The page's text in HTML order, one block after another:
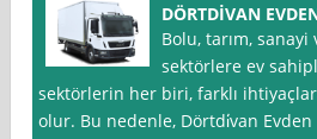
DÖRTDİVAN
Bolu, tarım,
sektörlere ev
sektörlerin her biri, farklı
olur. Bu nedenle, Dörtdi̇van Evden